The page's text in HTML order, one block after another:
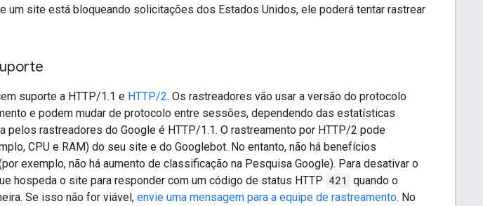
um site está bloqueando solicitações dos Estados Unidos, ele poderá tentar rastrear
suporte a HTTP/1.1 e HTTP/2. Os rastreadores vão usar a versão do protocolo
e podem mudar de protocolo entre sessões, dependendo das estatísticas
pelos rastreadores do Google é HTTP/1.1. O rastreamento por HTTP/2 pode
CPU e RAM) do seu site e do Googlebot. No entanto, não há benefícios
exemplo, não há aumento de classificação na Pesquisa Google). Para desativar o
hospeda o site para responder com um código de status HTTP 421 quando o
Se isso não for viável, envie uma mensagem para a equipe de rastreamento. No